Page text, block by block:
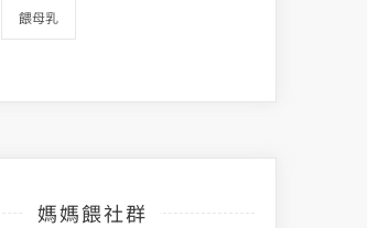
餵母乳
媽媽餵社群